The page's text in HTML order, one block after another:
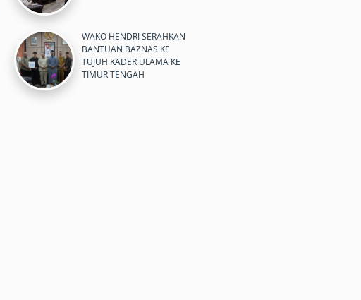
WAKO HENDRI SERAHKAN
BANTUAN BAZNAS KE
TUJUH KADER ULAMA KE
TIMUR TENGAH